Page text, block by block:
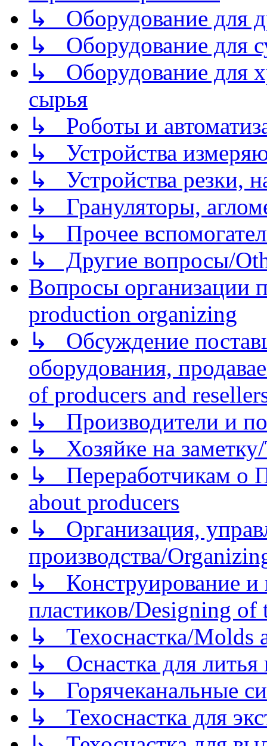
↳ Оборудование для
↳ Оборудование для
↳ Оборудование для
сырья
↳ Роботы и
↳ Устройства
↳ Устройства резки,
↳ Грануляторы,
↳ Прочее
↳ Другие вопросы/
Вопросы организации
production organizing
↳ Обсуждение
оборудования,
of producers and
↳ Производители и
↳ Хозяйке на
↳ Переработчикам о
about producers
↳ Организация,
производства/
↳ Конструирование и
пластиков/Designing of
↳ Техоснастка/Molds
↳ Оснастка для литья
↳ Горячеканальные
↳ Техоснастка для